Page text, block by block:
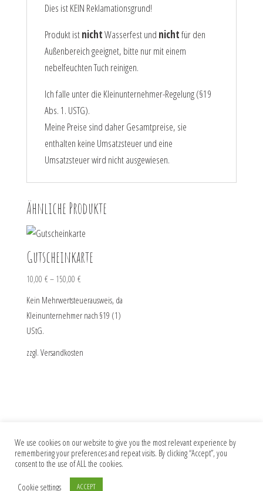
Dies ist KEIN Reklamationsgrund!
Produkt istnichtWasserfest und nichtfür den
Außenbereich geeignet, bitte nur mit einem
nebelfeuchten Tuch reinigen.
Ich falle unter die Kleinunternehmer-Regelung (§19
Abs. 1. USTG).
Meine Preise sind daher Gesamtpreise, sie
enthalten keine Umsatzsteuer und eine
Umsatzsteuer wird nicht ausgewiesen.
Ähnliche Produkte
Gutscheinkarte
10,00 € – 150,00 €
Kein Mehrwertsteuerausweis, da
Kleinunternehmer nach §19 (1)
UStG.
zzgl. Versandkosten
Impressum Datenschutz AGB
We use cookies on our website to give you the most relevant experience by
remembering your preferences and repeat visits. By clicking “Accept”, you
consent to the use of ALL the cookies.
Cookie settings
ACCEPT